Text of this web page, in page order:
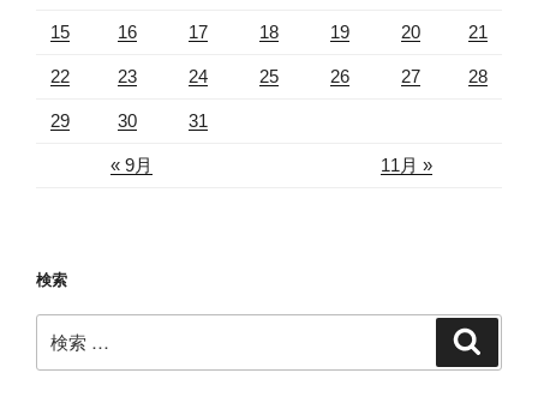
« 9月 11月 »
15 16 17 18 19 20 21
22 23 24 25 26 27 28
29 30 31
検索
検
索: